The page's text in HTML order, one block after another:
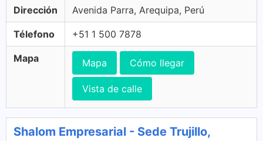
Dirección Avenida Parra, Arequipa, Perú
Télefono +51 1 500 7878
Mapa Mapa Cómo llegar
Vista de calle
Shalom Empresarial - Sede Trujillo,